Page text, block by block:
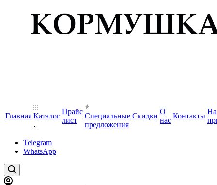
Главная Каталог
Прайс
лист
Специальные
предложения
Скидки
О
нас
Контакты
Telegram
WhatsApp